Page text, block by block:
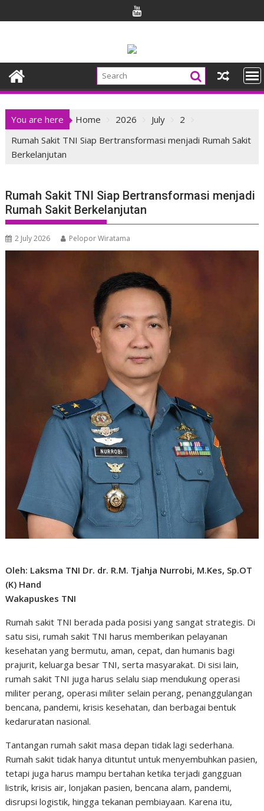
to
You are here Home 2026 July
2
Rumah Sakit TNI Siap Bertransformasi menjadi Rumah Sakit
Berkelanjutan
Rumah Sakit TNI Siap Bertransformasi menjadi
Rumah Sakit Berkelanjutan
2 July 2026 Pelopor Wiratama
Oleh: Laksma TNI Dr. dr. R.M. Tjahja Nurrobi, M.Kes, Sp.OT
(K) Hand
Wakapuskes TNI
Rumah sakit TNI berada pada posisi yang sangat strategis. Di
satu sisi, rumah sakit TNI harus memberikan pelayanan
kesehatan yang bermutu, aman, cepat, dan humanis bagi
prajurit, keluarga besar TNI, serta masyarakat. Di sisi lain,
rumah sakit TNI juga harus selalu siap mendukung operasi
militer perang, operasi militer selain perang, penanggulangan
bencana, pandemi, krisis kesehatan, dan berbagai bentuk
kedaruratan nasional.
Tantangan rumah sakit masa depan tidak lagi sederhana.
Rumah sakit tidak hanya dituntut untuk menyembuhkan pasien,
tetapi juga harus mampu bertahan ketika terjadi gangguan
listrik, krisis air, lonjakan pasien, bencana alam, pandemi,
disrupsi logistik, hingga tekanan pembiayaan. Karena itu,